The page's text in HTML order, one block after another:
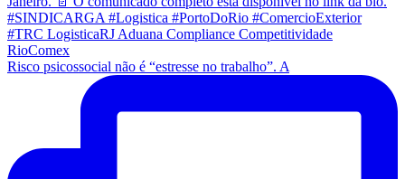
Risco psicossocial não é “estresse no trabalho”. A